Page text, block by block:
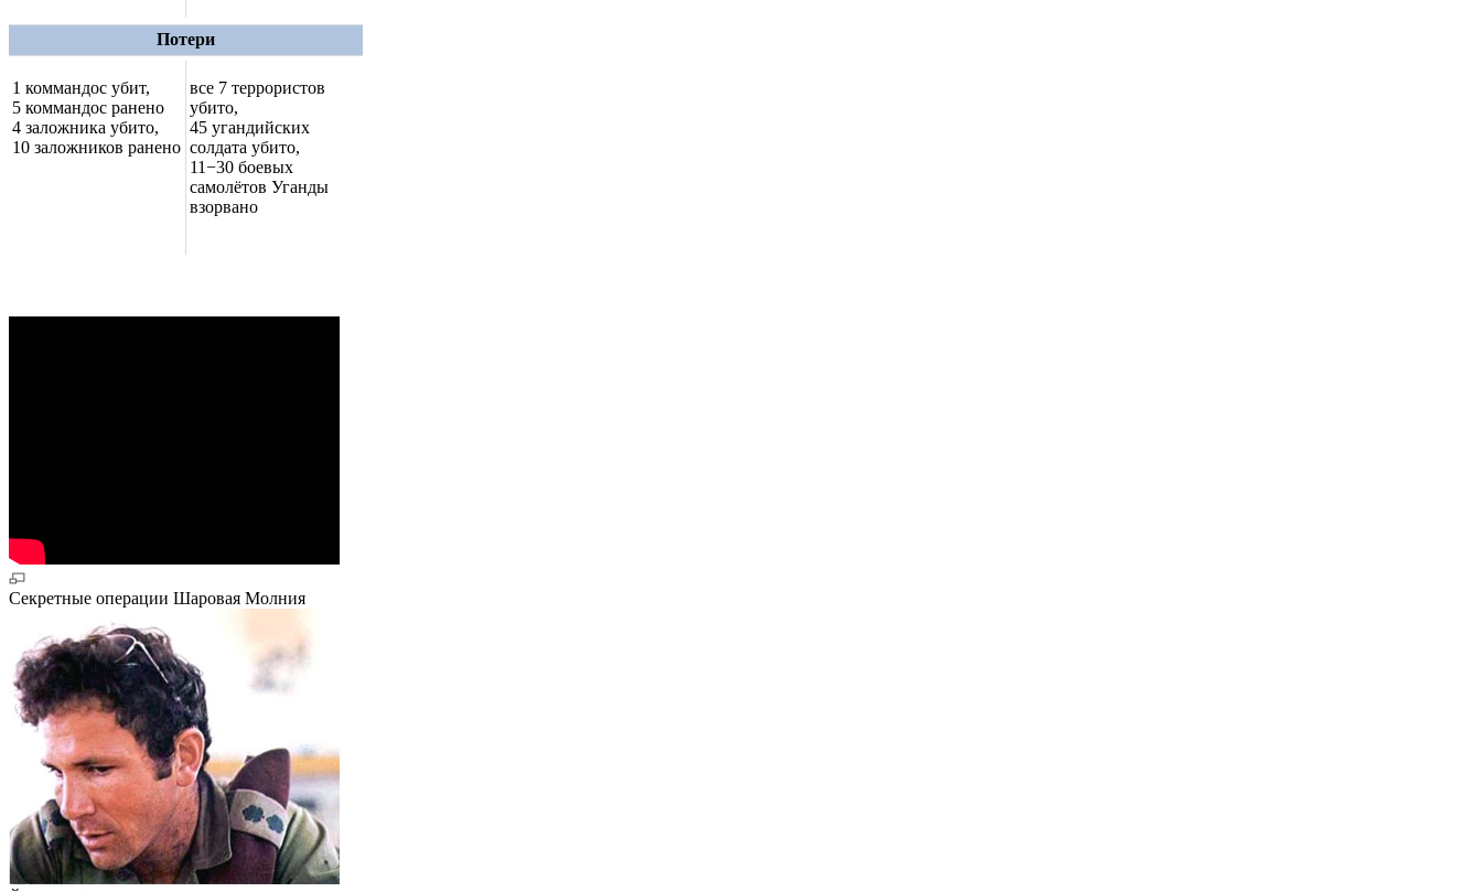
Потери
1 коммандос убит,
5 коммандос ранено
4 заложника убито,
10 заложников ранено
все 7 террористов
убито,
45 угандийских
солдата убито,
11−30 боевых
самолётов Уганды
взорвано
Секретные операции Шаровая Молния